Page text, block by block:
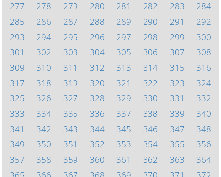
277
278 279 280 281 282 283
284
285
286 287 288 289 290 291
292
293
294 295 296 297 298 299
300
301
302 303 304 305 306 307
308
309
310 311 312 313 314 315
316
317
318 319 320 321 322 323
324
325
326 327 328 329 330 331
332
333
334 335 336 337 338 339
340
341
342 343 344 345 346 347
348
349
350 351 352 353 354 355
356
357
358 359 360 361 362 363
364